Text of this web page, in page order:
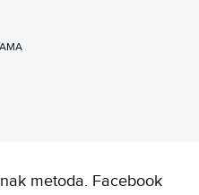
metoda. Facebook